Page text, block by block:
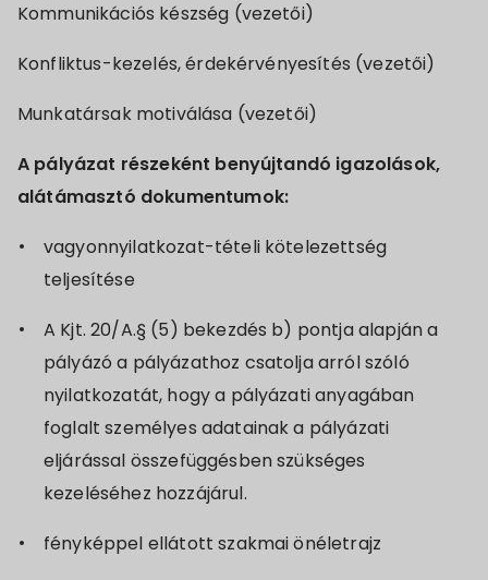
Kommunikációs készség (vezetői)
Konfliktus-kezelés, érdekérvényesítés (vezetői)
Munkatársak motiválása (vezetői)
A pályázat részeként benyújtandó igazolások,
alátámasztó dokumentumok:
vagyonnyilatkozat-tételi kötelezettség
teljesítése
A Kjt. 20/A.§ (5) bekezdés b) pontja alapján a
pályázó a pályázathoz csatolja arról szóló
nyilatkozatát, hogy a pályázati anyagában
foglalt személyes adatainak a pályázati
eljárással összefüggésben szükséges
kezeléséhez hozzájárul.
fényképpel ellátott szakmai önéletrajz